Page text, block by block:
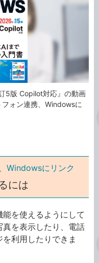
5版 Copilot対応』の動画
ォン連携、Windowsに
Windowsにリンク
には
を使えるようにして
を表示したり、電話
利用したりできま